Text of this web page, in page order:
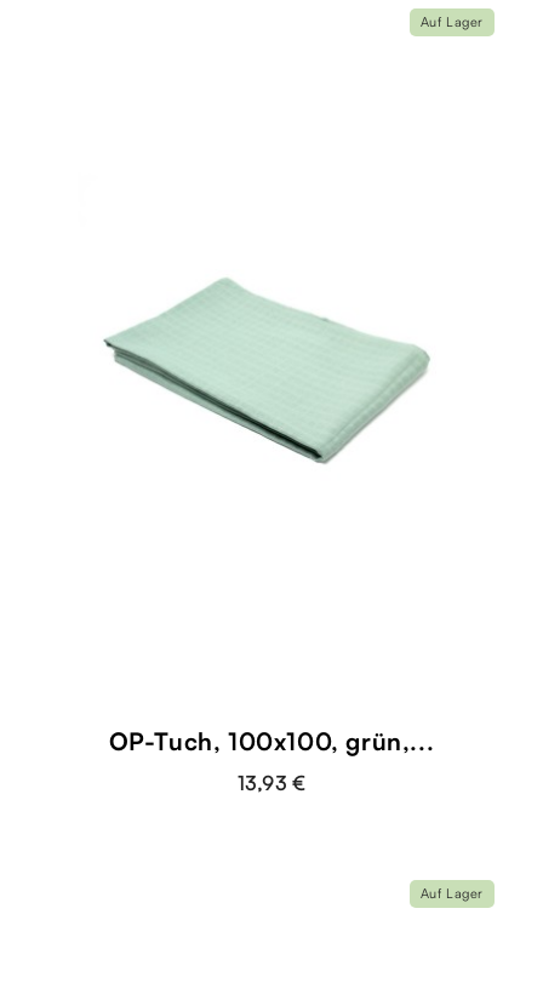
OP-Tuch, 100x100, grün,...
13,93 €
Auf Lager
Auf Lager